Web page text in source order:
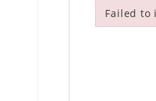
Failed
Failed to